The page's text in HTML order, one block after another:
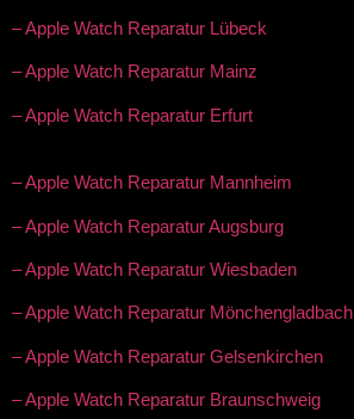
– Apple Watch Reparatur Lübeck
– Apple Watch Reparatur Mainz
– Apple Watch Reparatur Erfurt
– Apple Watch Reparatur Mannheim
– Apple Watch Reparatur Augsburg
– Apple Watch Reparatur Wiesbaden
– Apple Watch Reparatur Mönchengladbach
– Apple Watch Reparatur Gelsenkirchen
– Apple Watch Reparatur Braunschweig